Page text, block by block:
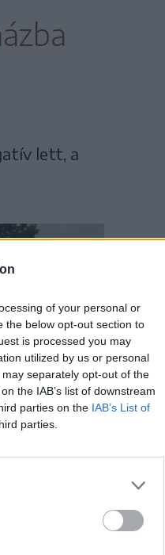
of your personal or
the below opt-out section to
is processed you may
utilized by us or personal
separately opt-out of the
the IAB’s list of downstream
parties on the IAB’s List of
parties.
lett, a